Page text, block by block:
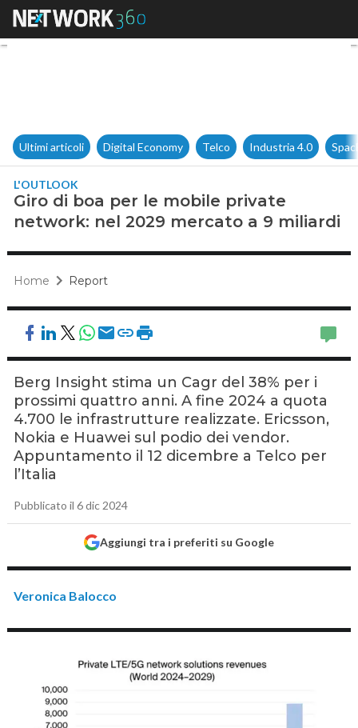
Giro di boa per le mobile
Ultimi articoli Digital Economy Telco Industria 4.0
L'OUTLOOK
Giro di boa per le mobile private
network: nel 2029 mercato a 9 miliardi
Home Report
Berg Insight stima un Cagr del 38% per i
prossimi quattro anni. A fine 2024 a quota
4.700 le infrastrutture realizzate. Ericsson,
Nokia e Huawei sul podio dei vendor.
Appuntamento il 12 dicembre a Telco per
l’Italia
Pubblicato il 6 dic 2024
Aggiungi tra i preferiti su Google
Veronica Balocco